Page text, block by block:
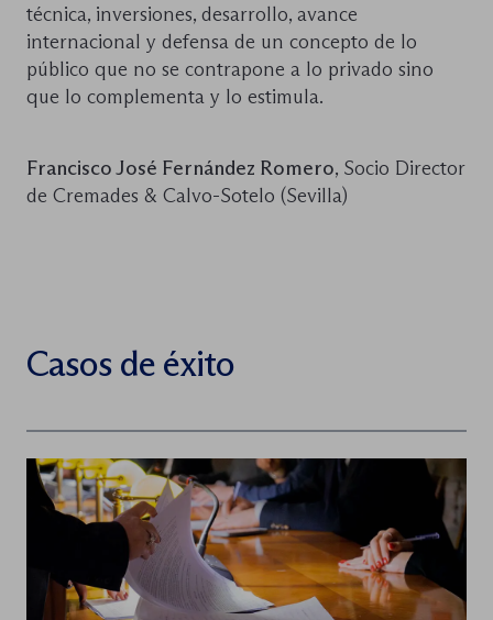
técnica, inversiones, desarrollo, avance
internacional y defensa de un concepto de lo
público que no se contrapone a lo privado sino
que lo complementa y lo estimula.
Francisco José Fernández Romero, Socio Director
de Cremades & Calvo-Sotelo (Sevilla)
Casos de éxito